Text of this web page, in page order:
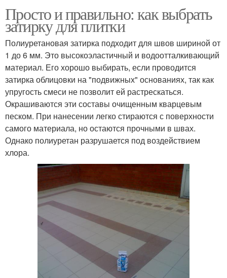
Просто и правильно: как выбрать
затирку для плитки
Полиуретановая затирка подходит для швов шириной от
1 до 6 мм. Это высокоэластичный и водоотталкивающий
материал. Его хорошо выбирать, если проводится
затирка облицовки на "подвижных" основаниях, так как
упругость смеси не позволит ей растрескаться.
Окрашиваются эти составы очищенным кварцевым
песком. При нанесении легко стираются с поверхности
самого материала, но остаются прочными в швах.
Однако полиуретан разрушается под воздействием
хлора.